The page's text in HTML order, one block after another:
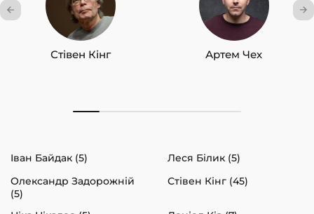
Стівен Кінг Артем Чех
Іван Байдак (5)
Леся Білик (5)
Олександр Задорожній
(5)
Стівен Кінг (45)